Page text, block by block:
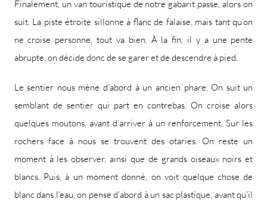
Finalement, un van touristique de notre gabarit passe, alors on
suit. La piste étroite sillonne à flanc de falaise, mais tant qu’on
ne croise personne, tout va bien. À la fin, il y a une pente
abrupte, on décide donc de se garer et de descendre à pied.
Le sentier nous mène d’abord à un ancien phare. On suit un
semblant de sentier qui part en contrebas. On croise alors
quelques moutons, avant d’arriver à un renforcement. Sur les
rochers face à nous se trouvent des otaries. On reste un
moment à les observer, ainsi que de grands oiseaux noirs et
blancs. Puis, à un moment donné, on voit quelque chose de
blanc dans l’eau, on pense d’abord à un sac plastique, avant qu’il